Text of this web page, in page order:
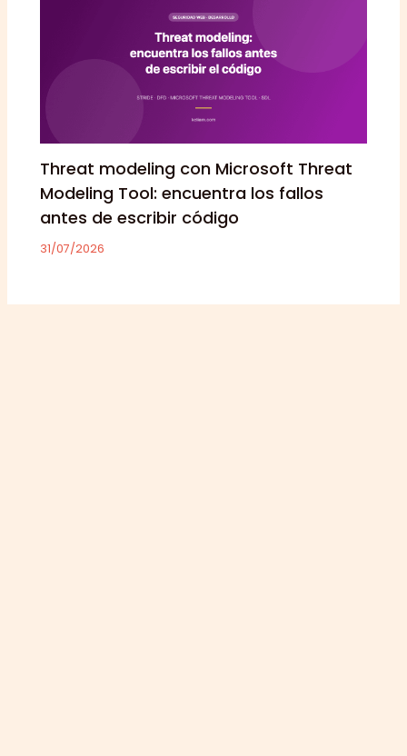
Threat modeling con Microsoft Threat
Modeling Tool: encuentra los fallos
antes de escribir código
31/07/2026